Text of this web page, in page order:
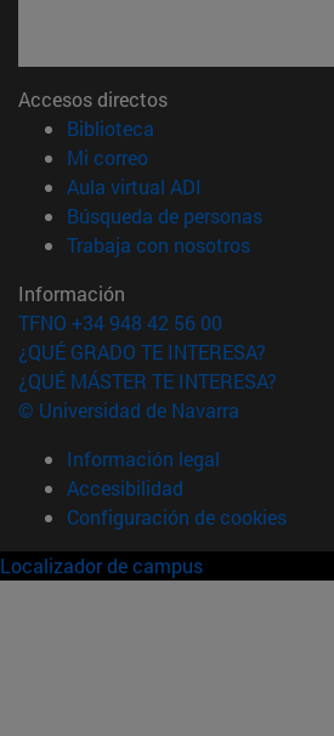
Accesos directos
Biblioteca
Mi correo(abre en nueva
Aula virtual ADI
Búsqueda de personas(abre
Trabaja con nosotros(abre en
Información
TFNO +34 948 42 56 00
¿QUÉ GRADO TE INTERESA?
¿QUÉ MÁSTER TE INTERESA?
© Universidad de Navarra
Información legal
Accesibilidad
Configuración de cookies
Localizador de campus